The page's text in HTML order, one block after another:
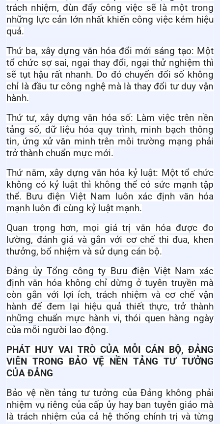
trách nhiệm, đùn đẩy công việc sẽ là một trong
những lực cản lớn nhất khiến công việc kém hiệu
quả.
Thứ ba, xây dựng văn hóa đổi mới sáng tạo: Một
tổ chức sợ sai, ngại thay đổi, ngại thử nghiệm thì
sẽ tụt hậu rất nhanh. Do đó chuyển đổi số không
chỉ là đầu tư công nghệ mà là thay đổi tư duy vận
hành.
Thứ tư, xây dựng văn hóa số: Làm việc trên nền
tảng số, dữ liệu hóa quy trình, minh bạch thông
tin, ứng xử văn minh trên môi trường mạng phải
trở thành chuẩn mực mới.
Thứ năm, xây dựng văn hóa kỷ luật: Một tổ chức
không có kỷ luật thì không thể có sức mạnh tập
thể. Bưu điện Việt Nam luôn xác định văn hóa
mạnh luôn đi cùng kỷ luật mạnh.
Quan trọng hơn, mọi giá trị văn hóa được đo
lường, đánh giá và gắn với cơ chế thi đua, khen
thưởng, bổ nhiệm và sử dụng cán bộ.
Đảng ủy Tổng công ty Bưu điện Việt Nam xác
định văn hóa không chỉ dừng ở tuyên truyền mà
còn gắn với lợi ích, trách nhiệm và cơ chế vận
hành để đem lại hiệu quả thiết thực, trở thành
những chuẩn mực hành vi, thói quen hàng ngày
của mỗi người lao động.
PHÁT HUY VAI TRÒ CỦA MỖI CÁN BỘ, ĐẢNG
VIÊN TRONG BẢO VỆ NỀN TẢNG TƯ TƯỞNG
CỦA ĐẢNG
Bảo vệ nền tảng tư tưởng của Đảng không phải
nhiệm vụ riêng của cấp ủy hay ban tuyên giáo mà
là trách nhiệm của cả hệ thống chính trị và từng